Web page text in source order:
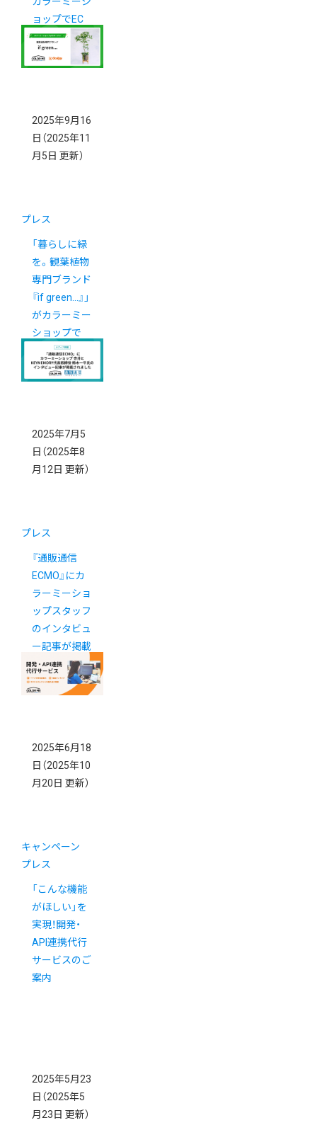
ョップでEC
を開設されま
した
2025年9月16
日 （2025年11
月5日 更新）
プレス
「暮らしに緑
を。観葉植物
専門ブランド
『if green…』」
がカラーミー
ショップで
ECを開設さ
れました
2025年7月5
日 （2025年8
月12日 更新）
プレス
『通販通信
ECMO』にカ
ラーミーショ
ップスタッフ
のインタビュ
ー記事が掲載
されました
2025年6月18
日 （2025年10
月20日 更新）
キャンペーン
プレス
「こんな機能
がほしい」を
実現！開発・
API連携代行
サービスのご
案内
2025年5月23
日 （2025年5
月23日 更新）